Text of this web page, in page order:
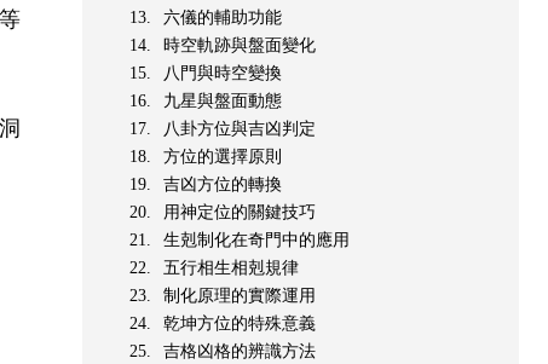
等
六儀的輔助功能
時空軌跡與盤面變化
八門與時空變換
九星與盤面動態
八卦方位與吉凶判定
方位的選擇原則
吉凶方位的轉換
用神定位的關鍵技巧
生剋制化在奇門中的應用
五行相生相剋規律
制化原理的實際運用
乾坤方位的特殊意義
吉格凶格的辨識方法